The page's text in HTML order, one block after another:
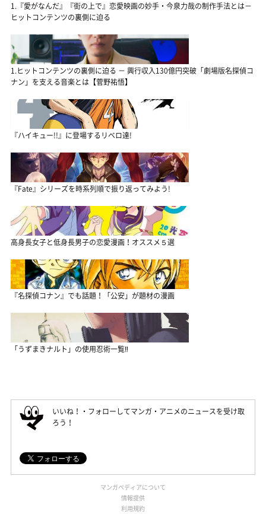
1.『愛がなんだ』『街の上で』恋愛映画の妙手・今泉力哉の制作手法とは－
ヒットコンテンツの裏側に迫る
1.ヒットコンテンツの裏側に迫る － 興行収入130億円突破「劇場版名探偵コ
ナン」を支える音楽とは【菅野祐悟】
『ハイキュー!!』に登場するリベロ達!
『Fate』シリーズを時系列順で振り返ってみよう!
高身長女子と低身長男子の恋愛漫画！オススメ５選
『名探偵コナン』でも話題！「公安」が題材の漫画
「うずまきナルト」の使用忍術一覧‼
いいね！・フォローしてマンガ・アニメのニュースを受け取
ろう！
マンガペディアについて
情報提供
利用規約